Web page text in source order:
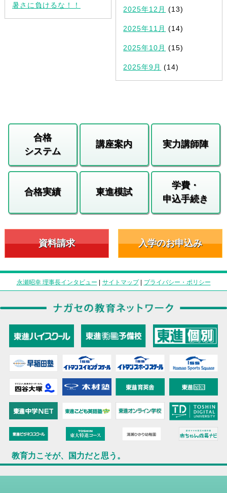
暑さに負けるな！！
2025年12月 (13)
2025年11月 (14)
2025年10月 (15)
2025年9月 (14)
合格
システム
講座案内 実力講師陣
合格実績 東進模試
学費・
申込手続き
資料請求 入学のお申込み
永瀬昭幸 理事長インタビュー | サイトマップ| プライバシー・ポリシー
教育力こそが、国力だと思う。